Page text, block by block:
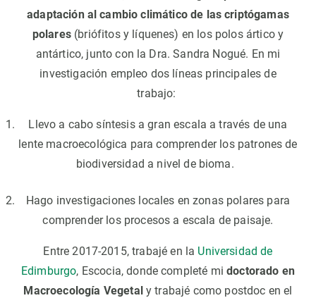
adaptación al cambio climático de las criptógamas
polares(briófitos y líquenes) en los polos ártico y
antártico, junto con la Dra. Sandra Nogué. En mi
investigación empleo dos líneas principales de
trabajo:
Llevo a cabo síntesis a gran escala a través de una
lente macroecológica para comprender los patrones de
biodiversidad a nivel de bioma.
Hago investigaciones locales en zonas polares para
comprender los procesos a escala de paisaje.
Entre 2017-2015, trabajé en la Universidad de
Edimburgo, Escocia, donde completé midoctorado en
Macroecología Vegetaly trabajé como postdoc en el